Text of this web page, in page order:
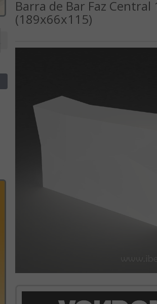
Barra de Bar Faz Central
(189x66x115)